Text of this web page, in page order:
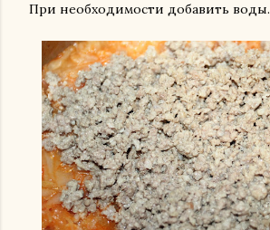
При необходимости добавить воды.